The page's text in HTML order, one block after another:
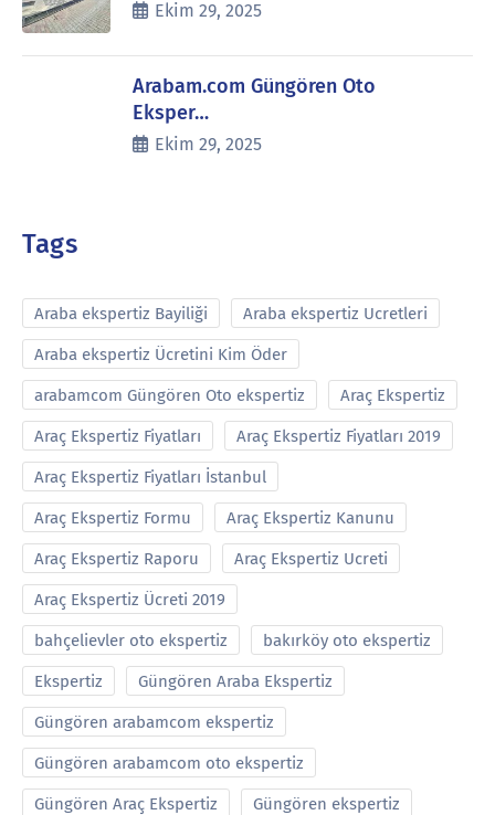
Ekim 29, 2025
Arabam.com Güngören Oto
Eksper…
Ekim 29, 2025
Tags
Araba ekspertiz Bayiliği Araba ekspertiz Ucretleri
Araba ekspertiz Ücretini Kim Öder
arabamcom Güngören Oto ekspertiz Araç Ekspertiz
Araç Ekspertiz Fiyatları Araç Ekspertiz Fiyatları 2019
Araç Ekspertiz Fiyatları İstanbul
Araç Ekspertiz Formu Araç Ekspertiz Kanunu
Araç Ekspertiz Raporu Araç Ekspertiz Ucreti
Araç Ekspertiz Ücreti 2019
bahçelievler oto ekspertiz bakırköy oto ekspertiz
Ekspertiz Güngören Araba Ekspertiz
Güngören arabamcom ekspertiz
Güngören arabamcom oto ekspertiz
Güngören Araç Ekspertiz Güngören ekspertiz